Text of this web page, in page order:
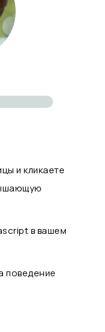
и кликаете
в вашем
поведение